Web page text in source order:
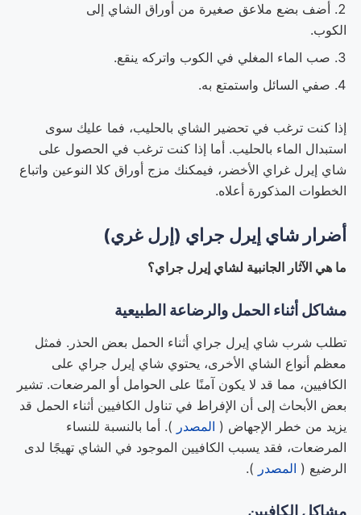
أضف بضع ملاعق صغيرة من أوراق الشاي إلى
الكوب.
صب الماء المغلي في الكوب واتركه ينقع.
صفي السائل واستمتع به.
إذا كنت ترغب في تحضير الشاي بالحليب، فما عليك سوى
استبدال الماء بالحليب. أما إذا كنت ترغب في الحصول على
شاي إيرل غراي الأخضر، فيمكنك مزج أوراق كلا النوعين واتباع
الخطوات المذكورة أعلاه.
أضرار شاي إيرل جراي (إرل غري)
ما هي الآثار الجانبية لشاي إيرل جراي؟
مشاكل أثناء الحمل والرضاعة الطبيعية
تطلب شرب شاي إيرل جراي أثناء الحمل بعض الحذر. فمثل
معظم أنواع الشاي الأخرى، يحتوي شاي إيرل جراي على
الكافيين، مما قد لا يكون آمنًا على الحوامل أو المرضعات. تشير
بعض الأبحاث إلى أن الإفراط في تناول الكافيين أثناء الحمل قد
يزيد من خطر الإجهاض ( المصدر ). أما بالنسبة للنساء
المرضعات، فقد يسبب الكافيين الموجود في الشاي تهيجًا لدى
الرضيع ( المصدر ).
مشاكل الكافيين